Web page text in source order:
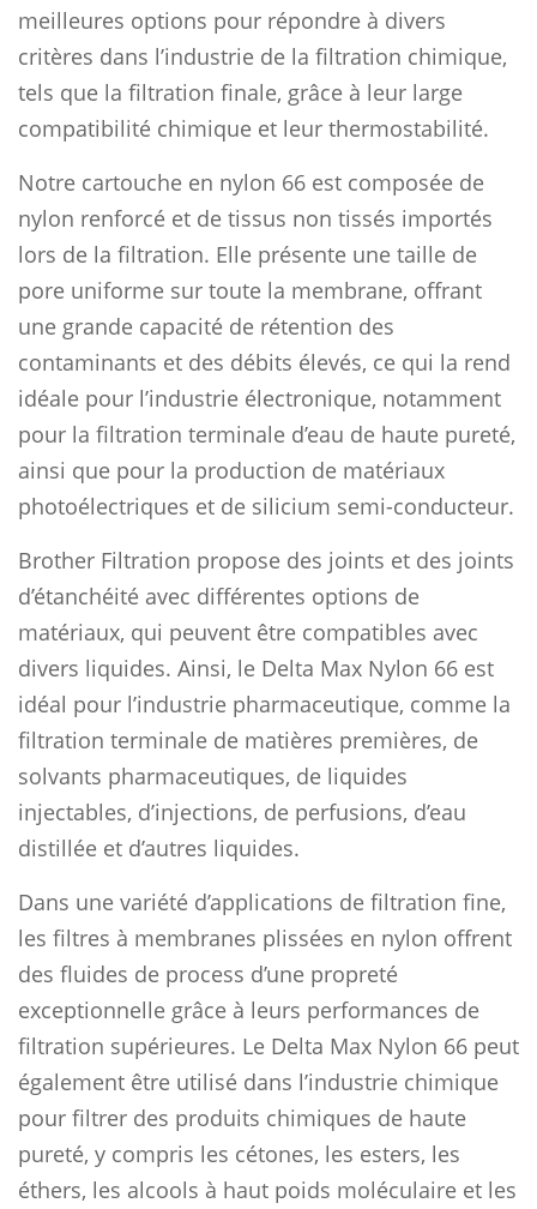
meilleures options pour répondre à divers
critères dans l’industrie de la filtration chimique,
tels que la filtration finale, grâce à leur large
compatibilité chimique et leur thermostabilité.
Notre cartouche en nylon 66 est composée de
nylon renforcé et de tissus non tissés importés
lors de la filtration. Elle présente une taille de
pore uniforme sur toute la membrane, offrant
une grande capacité de rétention des
contaminants et des débits élevés, ce qui la rend
idéale pour l’industrie électronique, notamment
pour la filtration terminale d’eau de haute pureté,
ainsi que pour la production de matériaux
photoélectriques et de silicium semi-conducteur.
Brother Filtration propose des joints et des joints
d’étanchéité avec différentes options de
matériaux, qui peuvent être compatibles avec
divers liquides. Ainsi, le Delta Max Nylon 66 est
idéal pour l’industrie pharmaceutique, comme la
filtration terminale de matières premières, de
solvants pharmaceutiques, de liquides
injectables, d’injections, de perfusions, d’eau
distillée et d’autres liquides.
Dans une variété d’applications de filtration fine,
les filtres à membranes plissées en nylon offrent
des fluides de process d’une propreté
exceptionnelle grâce à leurs performances de
filtration supérieures. Le Delta Max Nylon 66 peut
également être utilisé dans l’industrie chimique
pour filtrer des produits chimiques de haute
pureté, y compris les cétones, les esters, les
éthers, les alcools à haut poids moléculaire et les